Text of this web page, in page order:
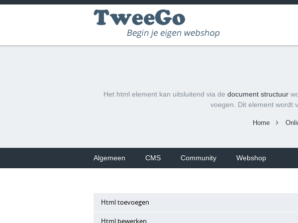
Het html element kan uitsluitend via de document structuur
voegen. Dit element wordt
Home
Algemeen CMS Community Webshop
Html toevoegen
Html bewerken